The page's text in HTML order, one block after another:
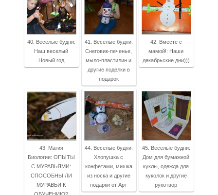
40. Веселые будни:
Наш веселый
Новый год
41. Веселые будни:
Снеговик-печенье,
мыло-пластилин и
другие поделки в
подарок
42. Вместе с
мамой!: Наши
декабрьские дни)))
43. Магия
Биологии: ОПЫТЫ
С МУРАВЬЯМИ:
СПОСОБНЫ ЛИ
МУРАВЬИ К
44. Веселые будни:
Хлопушка с
конфетами, мишка
из носка и другие
подарки от Арт
45. Веселые будни:
Дом для бумажной
куклы, одежда для
куколок и другие
рукотвор